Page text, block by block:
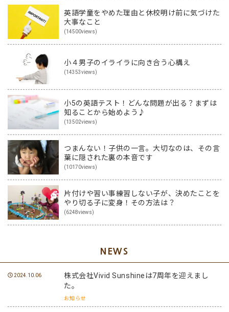
英語学童をやめた理由と休校明け前に気づけた
大事なこと
(14500views)
小４男子のイライラに向き合う心構え
(14353views)
小5の英語テスト！どんな問題が出る？まずは
知ることから始めよう♪
(13502views)
つまんない！子供の一言。大切なのは、その言
葉に隠された裏の本音です
(10170views)
片付けや習い事練習しない子が、決めたことを
やり切る子に変身！その方法は？
(6248views)
NEWS
2024.10.06
株式会社Vivid Sunshineは7周年を迎えまし
た。
お知らせ